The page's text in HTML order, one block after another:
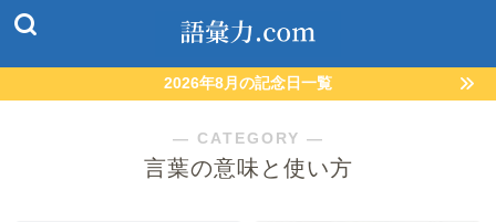
2026年8月の記念日一覧
― CATEGORY ―
言葉の意味と使い方